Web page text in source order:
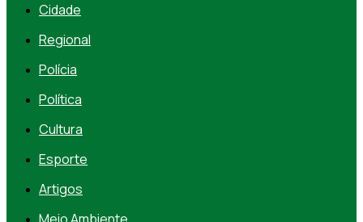
Cidade
Regional
Polícia
Política
Cultura
Esporte
Artigos